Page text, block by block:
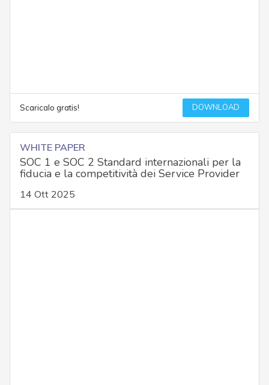
Scaricalo gratis! DOWNLOAD
WHITE PAPER
SOC 1 e SOC 2 Standard internazionali per la
fiducia e la competitività dei Service Provider
14 Ott 2025